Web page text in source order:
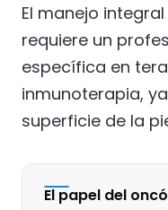
El manejo
requiere un
específica en
inmunoterapia,
superficie de la
El papel del